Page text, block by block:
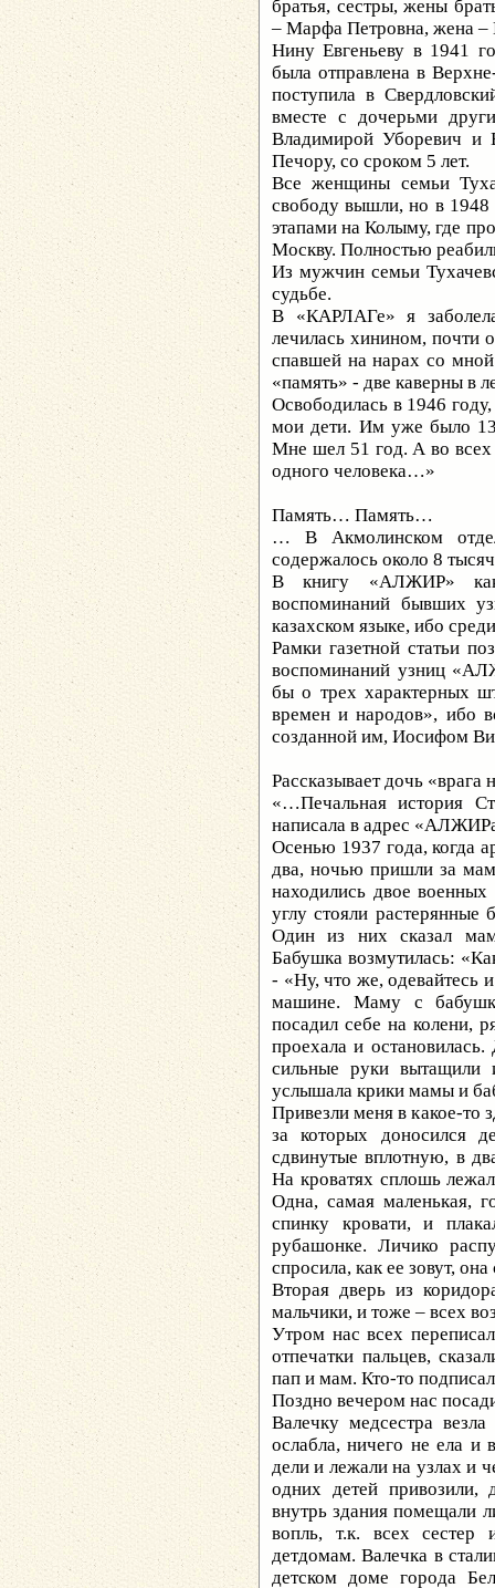
братья, сестры, жены
– Марфа Петровна, жена –
Нину Евгеньеву в 1941
была отправлена в
поступила в
вместе с дочерьми
Владимирой Уборевич и
Печору, со сроком 5 лет.
Все женщины семьи
свободу вышли, но в 1948
этапами на Колыму, где
Москву. Полностью
Из мужчин семьи
судьбе.
В «КАРЛАГе» я
лечилась хинином, почти
спавшей на нарах со
«память» - две каверны в
Освободилась в 1946
мои дети. Им уже было
Мне шел 51 год. А во
одного человека…»
Память… Память…
… В Акмолинском
содержалось около 8
В книгу «АЛЖИР»
воспоминаний бывших
казахском языке, ибо
Рамки газетной статьи
воспоминаний узниц
бы о трех характерных
времен и народов», ибо
созданной им, Иосифом
Рассказывает дочь
«…Печальная история
написала в адрес
Осенью 1937 года, когда
два, ночью пришли за
находились двое
углу стояли
Один из них сказал
Бабушка возмутилась:
- «Ну, что же, одевайтесь
машине. Маму с
посадил себе на колени,
проехала и
сильные руки
услышала крики мамы и
Привезли меня в какое-то
за которых доносился
сдвинутые вплотную, в
На кроватях сплошь
Одна, самая маленькая,
спинку кровати, и
рубашонке. Личико
спросила, как ее зовут,
Вторая дверь из
мальчики, и тоже – всех
Утром нас всех
отпечатки пальцев,
пап и мам. Кто-то
Поздно вечером нас
Валечку медсестра
ослабла, ничего не ела и
дели и лежали на узлах и
одних детей привозили,
внутрь здания помещали
вопль, т.к. всех сестер
детдомам. Валечка в
детском доме города